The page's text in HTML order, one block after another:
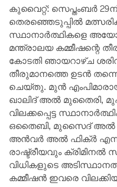
കുവൈറ്റ്: സെപ്തംബർ 29ന്
തെരഞ്ഞെടുപ്പിൽ
സ്ഥാനാർത്ഥികളെ
മന്ത്രാലയ കമ്മീഷന്റെ
കോടതി ഞായറാഴ്ച
തീരുമാനത്തെ ഉടൻ
ചെയ്തു. മുൻ
ഖാലിദ് അൽ മുതൈരി,
വിലക്കപ്പെട്ട
ഒതൈബി, മുസൈദ്
അൻവർ അൽ ഫിക്ർ
രാഷ്ട്രീയവും
വിധികളുടെ
കമ്മീഷൻ ഇവരെ